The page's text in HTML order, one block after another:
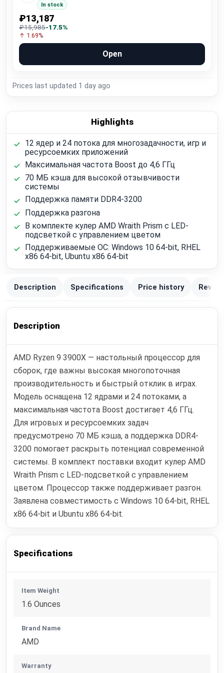
In stock
₽13,187
₽15,985-17.5%
↑ 1.69%
Open
Prices last updated 1 day ago
Highlights
12 ядер и 24 потока для многозадачности, игр и
ресурсоемких приложений
Максимальная частота Boost до 4,6 ГГц
70 МБ кэша для высокой отзывчивости
системы
Поддержка памяти DDR4-3200
Поддержка разгона
В комплекте кулер AMD Wraith Prism с LED-
подсветкой с управлением цветом
Поддерживаемые ОС: Windows 10 64-bit, RHEL
x86 64-bit, Ubuntu x86 64-bit
Description Specifications Price history
Description
AMD Ryzen 9 3900X — настольный процессор для
сборок, где важны высокая многопоточная
производительность и быстрый отклик в играх.
Модель оснащена 12 ядрами и 24 потоками, а
максимальная частота Boost достигает 4,6 ГГц.
Для игровых и ресурсоемких задач
предусмотрено 70 МБ кэша, а поддержка DDR4-
3200 помогает раскрыть потенциал современной
системы. В комплект поставки входит кулер AMD
Wraith Prism с LED-подсветкой с управлением
цветом. Процессор также поддерживает разгон.
Заявлена совместимость с Windows 10 64-bit, RHEL
x86 64-bit и Ubuntu x86 64-bit.
Specifications
Item Weight
1.6 Ounces
Brand Name
AMD
Warranty